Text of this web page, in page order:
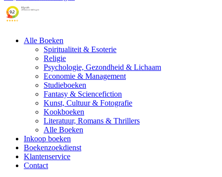
Alle Boeken
Spiritualiteit & Esoterie
Religie
Psychologie, Gezondheid & Lichaam
Economie & Management
Studieboeken
Fantasy & Sciencefiction
Kunst, Cultuur & Fotografie
Kookboeken
Literatuur, Romans & Thrillers
Alle Boeken
Inkoop boeken
Boekenzoekdienst
Klantenservice
Contact